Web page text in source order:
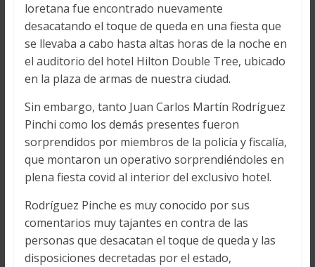
loretana fue encontrado nuevamente
desacatando el toque de queda en una fiesta que
se llevaba a cabo hasta altas horas de la noche en
el auditorio del hotel Hilton Double Tree, ubicado
en la plaza de armas de nuestra ciudad.
Sin embargo, tanto Juan Carlos Martín Rodríguez
Pinchi como los demás presentes fueron
sorprendidos por miembros de la policía y fiscalía,
que montaron un operativo sorprendiéndoles en
plena fiesta covid al interior del exclusivo hotel.
Rodríguez Pinche es muy conocido por sus
comentarios muy tajantes en contra de las
personas que desacatan el toque de queda y las
disposiciones decretadas por el estado,